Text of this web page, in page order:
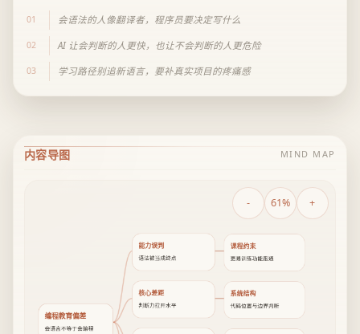
01 会语法的人像翻译者，程序员要决定写什么
02 AI 让会判断的人更快，也让不会判断的人更危险
03 学习路径别追新语言，要补真实项目的疼痛感
内容导图 MIND MAP
- 61% +
编程教育偏差
会语言不等于会编程
能力误判
语法被当成终点
课程约束
更易训练功能跑通
核心差距
判断力拉开水平
系统结构
代码位置与边界判断